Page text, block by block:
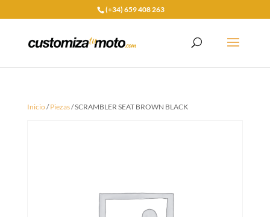
(+34) 659 408 263
Inicio/Piezas/ SCRAMBLER SEAT BROWN BLACK